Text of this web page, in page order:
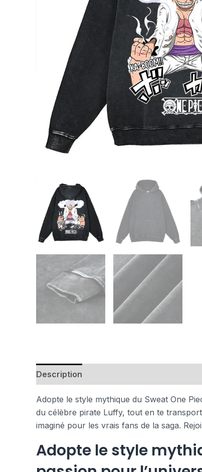
Description
Adopte le style mythique du Sweat One
du célèbre pirate Luffy, tout en te
imaginé pour les vrais fans de la saga.
Adopte le style